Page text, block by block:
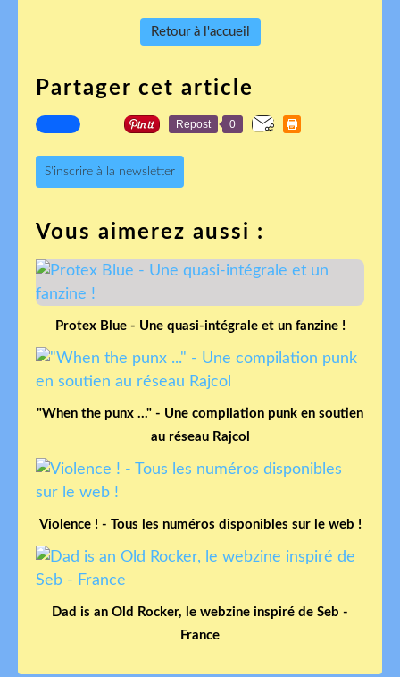
Retour à l'accueil
Partager cet article
Repost 0
S'inscrire à la newsletter
Vous aimerez aussi :
Protex Blue - Une quasi-intégrale et un fanzine !
"When the punx ..." - Une compilation punk en soutien
au réseau Rajcol
Violence ! - Tous les numéros disponibles sur le web !
Dad is an Old Rocker, le webzine inspiré de Seb -
France